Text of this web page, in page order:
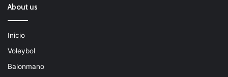
About us
Inicio
Voleybol
Balonmano